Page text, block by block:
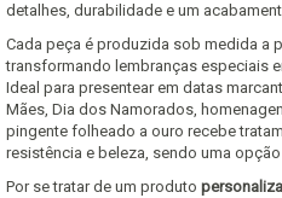
detalhes, durabilidade e um
Cada peça é produzida sob medida a
transformando lembranças especiais
Ideal para presentear em datas
Mães, Dia dos Namorados,
pingente folheado a ouro recebe
resistência e beleza, sendo uma
Por se tratar de um produto